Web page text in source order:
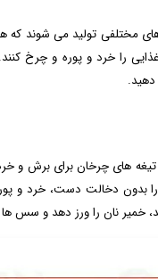
های مختلفی تولید می شوند
را خرد و پوره و چرخ
دهید.
های چرخان برای برش و
بدون دخالت دست، خرد و
خمیر نان را ورز دهد و سس